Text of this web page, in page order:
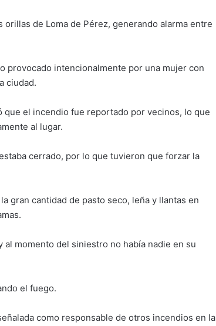
de Loma de Pérez, generando alarma entre
provocado intencionalmente por una mujer con
ciudad.
que el incendio fue reportado por vecinos, lo que
al lugar.
cerrado, por lo que tuvieron que forzar la
gran cantidad de pasto seco, leña y llantas en
momento del siniestro no había nadie en su
el fuego.
como responsable de otros incendios en la